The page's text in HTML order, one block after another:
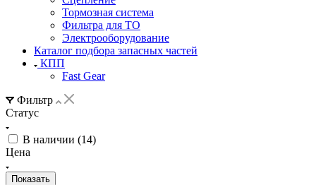
Тормозная система
Фильтра для ТО
Электрооборудование
Каталог подбора запасных частей
КПП
Fast Gear
Фильтр
Статус
В наличии (14)
Цена